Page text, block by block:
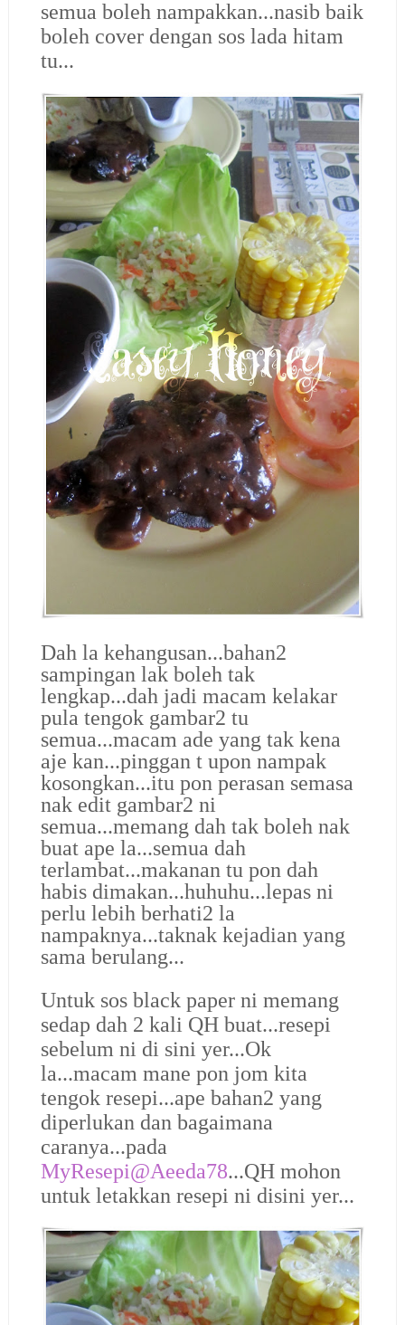
semua boleh nampakkan...nasib baik
boleh cover dengan sos lada hitam
tu...
Dah la kehangusan...bahan2
sampingan lak boleh tak
lengkap...dah jadi macam kelakar
pula tengok gambar2 tu
semua...macam ade yang tak kena
aje kan...pinggan t upon nampak
kosongkan...itu pon perasan semasa
nak edit gambar2 ni
semua...memang dah tak boleh nak
buat ape la...semua dah
terlambat...makanan tu pon dah
habis dimakan...huhuhu...lepas ni
perlu lebih berhati2 la
nampaknya...taknak kejadian yang
sama berulang...
Untuk sos black paper ni memang
sedap dah 2 kali QH buat...resepi
sebelum ni di sini yer...Ok
la...macam mane pon jom kita
tengok resepi...ape bahan2 yang
diperlukan dan bagaimana
caranya...pada
MyResepi@Aeeda78...QH mohon
untuk letakkan resepi ni disini yer...